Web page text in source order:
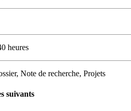
heures
Note de recherche, Projets
suivants